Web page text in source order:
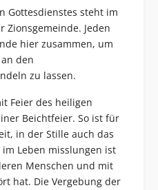
Gottesdienstes steht im
Zionsgemeinde. Jeden
hier zusammen, um
den
zu lassen.
Feier des heiligen
Beichtfeier. So ist für
in der Stille auch das
Leben misslungen ist
Menschen und mit
hat. Die Vergebung der